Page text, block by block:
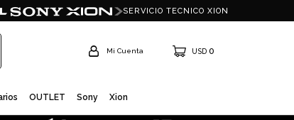
OUTLET Sony Xion
USD 0
SERVICIO TECNICO XION